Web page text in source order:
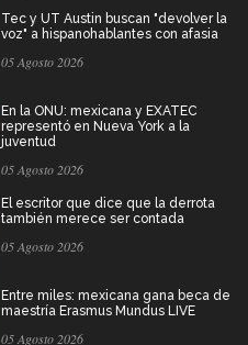
Tec y UT Austin buscan "devolver la
voz" a hispanohablantes con afasia
05 Agosto 2026
En la ONU: mexicana y EXATEC
representó en Nueva York a la
juventud
05 Agosto 2026
El escritor que dice que la derrota
también merece ser contada
05 Agosto 2026
Entre miles: mexicana gana beca de
maestría Erasmus Mundus LIVE
05 Agosto 2026